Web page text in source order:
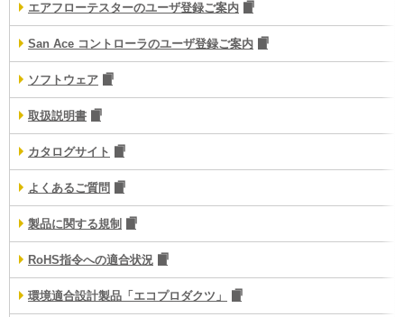
エアフローテスターのユーザ登録ご案内
San Ace コントローラのユーザ登録ご案内
ソフトウェア
取扱説明書
カタログサイト
よくあるご質問
製品に関する規制
RoHS指令への適合状況
環境適合設計製品「エコプロダクツ」